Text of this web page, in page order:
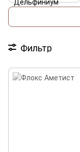
Ромашки
Фильтр